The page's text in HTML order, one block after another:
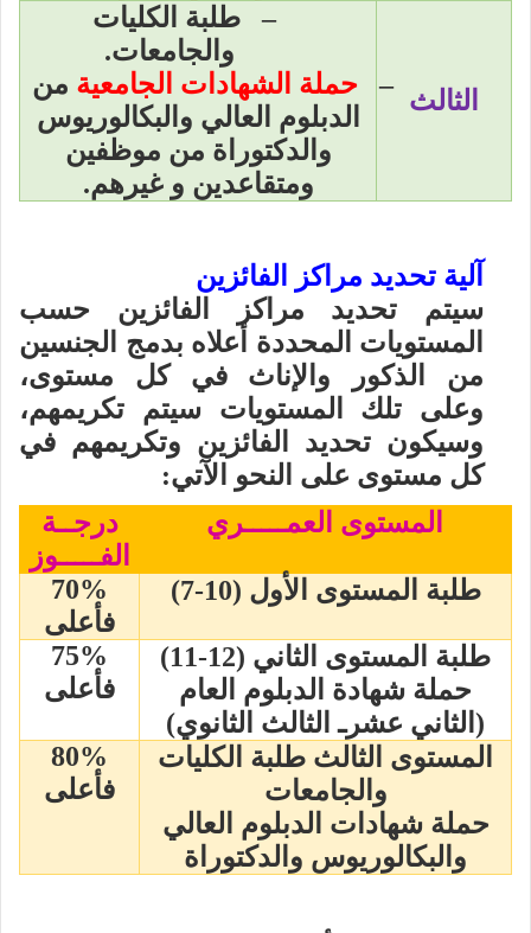
الثالث
–
طلبة الكليات
والجامعات.
–
حملة الشهادات الجامعية من
الدبلوم العالي والبكالوريوس
والدكتوراة من موظفين
ومتقاعدين و غيرهم.
آلية تحديد مراكز الفائزين
سيتم تحديد مراكز الفائزين حسب
المستويات المحددة أعلاه بدمج الجنسين
من الذكور والإناث في كل مستوى،
وعلى تلك المستويات سيتم تكريمهم،
وسيكون تحديد الفائزين وتكريمهم في
كل مستوى على النحو الآتي:
المستوى العمـــــري
درجــة
الفـــــوز
طلبة المستوى الأول (10-7)
70%
فأعلى
طلبة المستوى الثاني (12-11)
حملة شهادة الدبلوم العام
(الثاني عشرـ الثالث الثانوي)
75%
فأعلى
المستوى الثالث طلبة الكليات
والجامعات
حملة شهادات الدبلوم العالي
والبكالوريوس والدكتوراة
80%
فأعلى